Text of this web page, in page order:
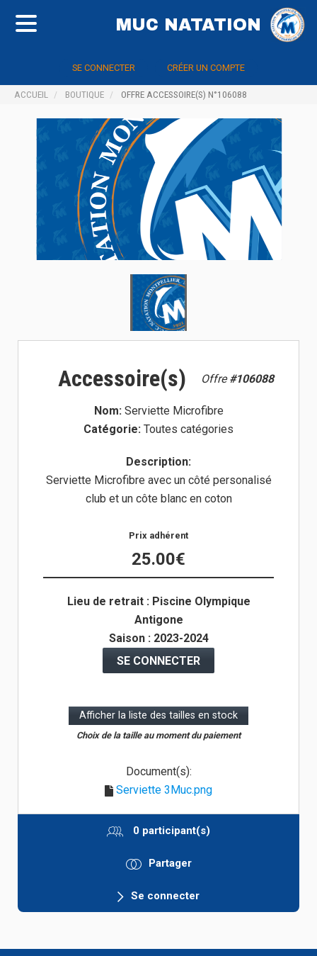
MUC NATATION
SE CONNECTER CRÉER UN COMPTE
ACCUEIL BOUTIQUE OFFRE ACCESSOIRE(S) N°106088
Offre#106088
Accessoire(s)
Nom: Serviette Microfibre
Catégorie: Toutes catégories
Description:
Serviette Microfibre avec un côté personalisé
club et un côte blanc en coton
Prix adhérent
25.00€
Lieu de retrait : Piscine Olympique
Antigone
Saison : 2023-2024
SE CONNECTER
Afficher la liste des tailles en stock
Choix de la taille au moment du paiement
Document(s):
Serviette 3Muc.png
0 participant(s)
Partager
Se connecter